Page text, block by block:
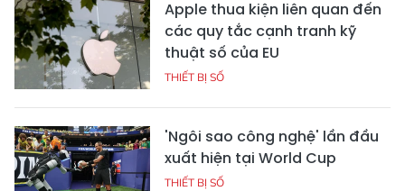
Apple thua kiện liên quan đến
các quy tắc cạnh tranh kỹ
thuật số của EU
THIẾT BỊ SỐ
'Ngôi sao công nghệ' lần đầu
xuất hiện tại World Cup
THIẾT BỊ SỐ